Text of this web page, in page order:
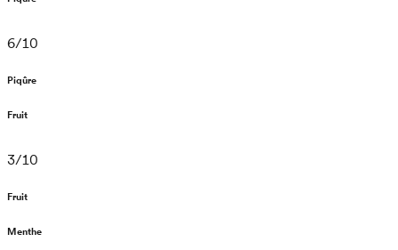
6/10
Piqûre
Fruit
3/10
Fruit
Menthe